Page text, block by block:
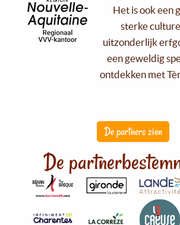
Het is ook een
sterke
uitzonderlijk
een geweldig
ontdekken met
De partners zien
De